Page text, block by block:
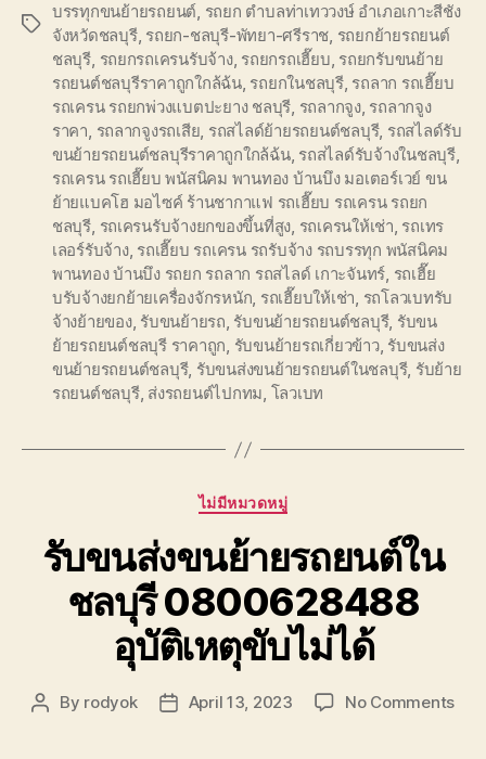
Tags
บรรทุกขนย้ายรถยนต์, รถยก ตำบลท่าเทววงษ์ อำเภอเกาะสีชัง
จังหวัดชลบุรี, รถยก-ชลบุรี-พัทยา-ศรีราช, รถยกย้ายรถยนต์
ชลบุรี, รถยกรถเครนรับจ้าง, รถยกรถเฮี๊ยบ, รถยกรับขนย้าย
รถยนต์ชลบุรีราคาถูกใกล้ฉ้น, รถยกในชลบุรี, รถลาก รถเฮี๊ยบ
รถเครน รถยกพ่วงแบตปะยาง ชลบุรี, รถลากจูง, รถลากจูง
ราคา, รถลากจูงรถเสีย, รถสไลด์ย้ายรถยนต์ชลบุรี, รถสไลด์รับ
ขนย้ายรถยนต์ชลบุรีราคาถูกใกล้ฉ้น, รถสไลด์รับจ้างในชลบุรี,
รถเครน รถเฮี๊ยบ พนัสนิคม พานทอง บ้านบึง มอเตอร์เวย์ ขน
ย้ายแบคโฮ มอไซค์ ร้านชากาแฟ รถเฮี๊ยบ รถเครน รถยก
ชลบุรี, รถเครนรับจ้างยกของขึ้นที่สูง, รถเครนให้เช่า, รถเทร
เลอร์รับจ้าง, รถเฮี๊ยบ รถเครน รถรับจ้าง รถบรรทุก พนัสนิคม
พานทอง บ้านบึง รถยก รถลาก รถสไลด์ เกาะจันทร์, รถเฮี๊ย
บรับจ้างยกย้ายเครื่องจักรหนัก, รถเฮี๊ยบให้เช่า, รถโลวเบทรับ
จ้างย้ายของ, รับขนย้ายรถ, รับขนย้ายรถยนต์ชลบุรี, รับขน
ย้ายรถยนต์ชลบุรี ราคาถูก, รับขนย้ายรถเกี่ยวข้าว, รับขนส่ง
ขนย้ายรถยนต์ชลบุรี, รับขนส่งขนย้ายรถยนต์ในชลบุรี, รับย้าย
รถยนต์ชลบุรี, ส่งรถยนต์ไปกทม, โลวเบท
Categories
ไม่มีหมวดหมู่
รับขนส่งขนย้ายรถยนต์ใน
ชลบุรี 0800628488
อุบัติเหตุขับไม่ได้
Post
By rodyok
PostApril 13, 2023 No Commentson